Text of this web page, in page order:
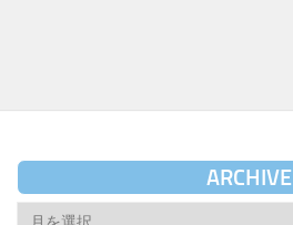
ARCHIVE
Archive